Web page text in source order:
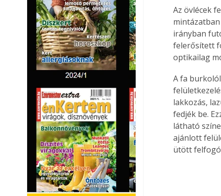
Az övlécek
irányban
felerősített
optikailag
A fa
lakkozás,
fedjék be.
látható
ajánlott
ütött felfogó